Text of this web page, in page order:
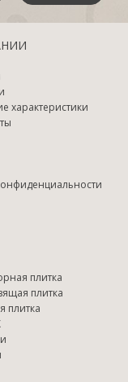
характеристики
плитка
плитка
плитка